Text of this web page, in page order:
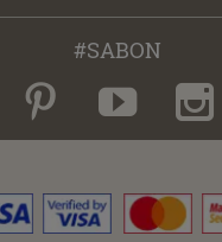
#SABON